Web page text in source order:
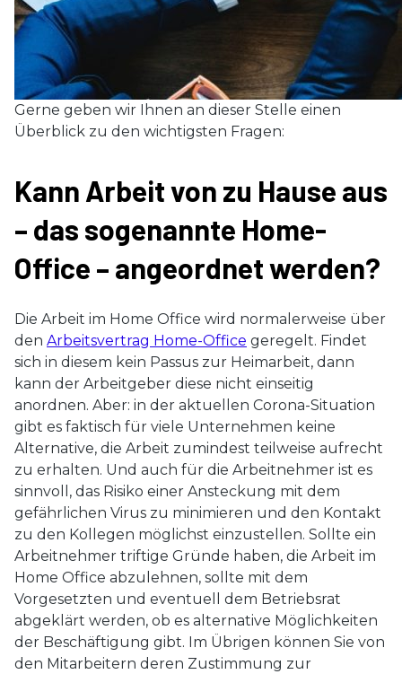
Gerne geben wir Ihnen an dieser Stelle einen
Überblick zu den wichtigsten Fragen:
Kann Arbeit von zu Hause aus
– das sogenannte Home-
Office – angeordnet werden?
Die Arbeit im Home Office wird normalerweise über
den Arbeitsvertrag Home-Office geregelt. Findet
sich in diesem kein Passus zur Heimarbeit, dann
kann der Arbeitgeber diese nicht einseitig
anordnen. Aber: in der aktuellen Corona-Situation
gibt es faktisch für viele Unternehmen keine
Alternative, die Arbeit zumindest teilweise aufrecht
zu erhalten. Und auch für die Arbeitnehmer ist es
sinnvoll, das Risiko einer Ansteckung mit dem
gefährlichen Virus zu minimieren und den Kontakt
zu den Kollegen möglichst einzustellen. Sollte ein
Arbeitnehmer triftige Gründe haben, die Arbeit im
Home Office abzulehnen, sollte mit dem
Vorgesetzten und eventuell dem Betriebsrat
abgeklärt werden, ob es alternative Möglichkeiten
der Beschäftigung gibt. Im Übrigen können Sie von
den Mitarbeitern deren Zustimmung zur